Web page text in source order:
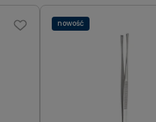
nowość